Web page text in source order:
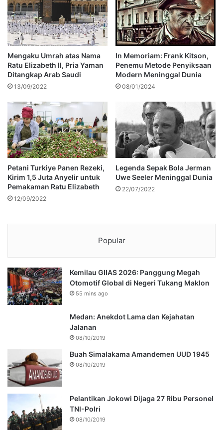
Mengaku Umrah atas Nama
Ratu Elizabeth II, Pria Yaman
Ditangkap Arab Saudi
13/09/2022
In Memoriam: Frank Kitson,
Penemu Metode Penyiksaan
Modern Meninggal Dunia
08/01/2024
Petani Turkiye Panen Rezeki,
Kirim 1,5 Juta Anyelir untuk
Pemakaman Ratu Elizabeth
12/09/2022
Legenda Sepak Bola Jerman
Uwe Seeler Meninggal Dunia
22/07/2022
Popular
Kemilau GIIAS 2026: Panggung Megah
Otomotif Global di Negeri Tukang Maklon
55 mins ago
Medan: Anekdot Lama dan Kejahatan
Jalanan
08/10/2019
Buah Simalakama Amandemen UUD 1945
08/10/2019
Pelantikan Jokowi Dijaga 27 Ribu Personel
TNI-Polri
08/10/2019